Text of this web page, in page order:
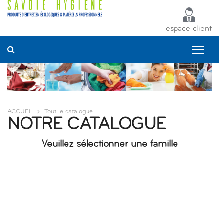
espace client
ACCUEIL Tout le catalogue
NOTRE CATALOGUE
Veuillez sélectionner une famille
Panneau de gestion des cookies